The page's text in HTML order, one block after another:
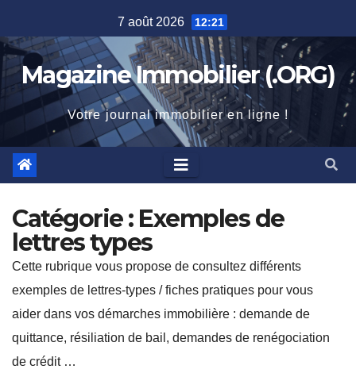
to
content
7 août 2026 12:21
Magazine Immobilier (.ORG)
Votre journal immobilier en ligne !
Catégorie : Exemples de
lettres types
Cette rubrique vous propose de consultez différents
exemples de lettres-types / fiches pratiques pour vous
aider dans vos démarches immobilière : demande de
quittance, résiliation de bail, demandes de renégociation
de crédit …